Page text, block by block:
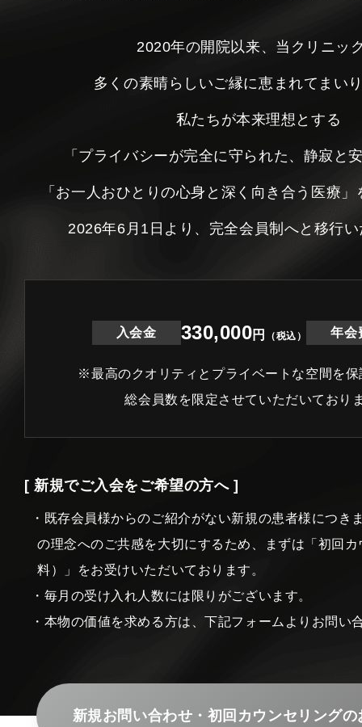
2020年の開院以来、当クリニッ
多くの素晴らしいご縁に恵まれてまい
私たちが本来理想とする
「プライバシーが完全に守られた、静寂と
「お一人おひとりの心身と深く向き合う医療
2026年6月1日より、完全会員制へと移行
入会金 330,000円 （税込） 年会
※最高のクオリティとプライベートな空間を保
総会員数を限定させていただいており
[ 新規でご入会をご希望の方へ ]
・既存会員様からのご紹介がない新規の患者様につき
の理念へのご共感を大切にするため、まずは「初回
料）」をお受けいただいております。
・毎月の受け入れ人数には限りがございます。
・本物の価値を求める方は、下記フォームよりお問い
新規お問い合わせ・初回カウンセリングの